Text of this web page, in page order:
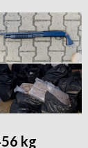
kg